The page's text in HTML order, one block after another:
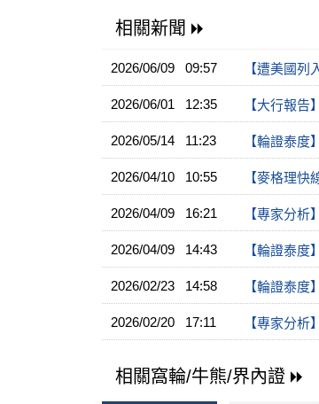
相關新聞
2026/06/09 09:57 【遭美國
2026/06/01 12:35 【大行報
2026/05/14 11:23 【輪證泰
2026/04/10 10:55 【麥格理
2026/04/09 16:21 【專家分析
2026/04/09 14:43 【輪證泰
2026/02/23 14:58 【輪證泰
2026/02/20 17:11 【專家分
相關窩輪/牛熊/界內證